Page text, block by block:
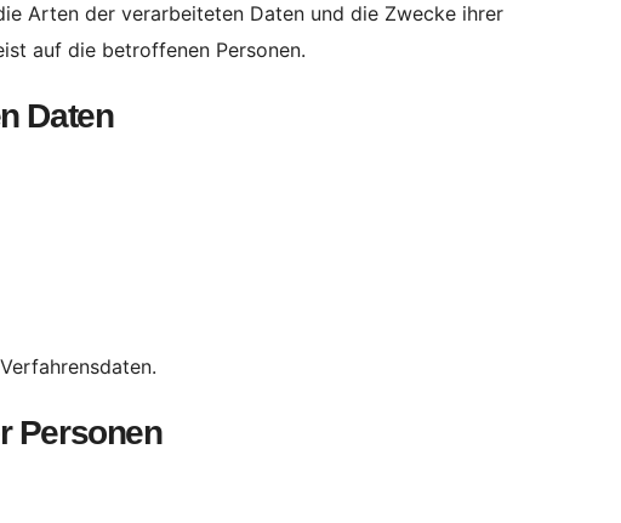
Arten der verarbeiteten Daten und die Zwecke ihrer
auf die betroffenen Personen.
Daten
Personen